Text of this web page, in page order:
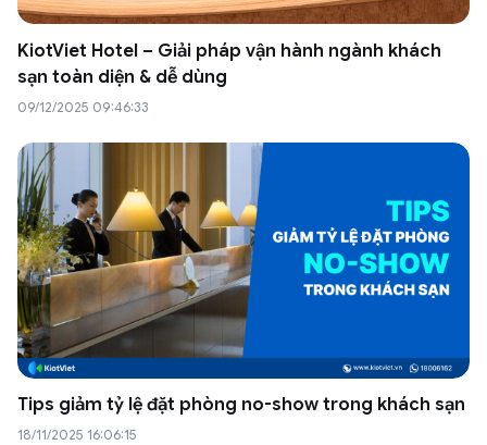
KiotViet Hotel – Giải pháp vận hành ngành khách
sạn toàn diện & dễ dùng
09/12/2025 09:46:33
Tips giảm tỷ lệ đặt phòng no-show trong khách sạn
18/11/2025 16:06:15